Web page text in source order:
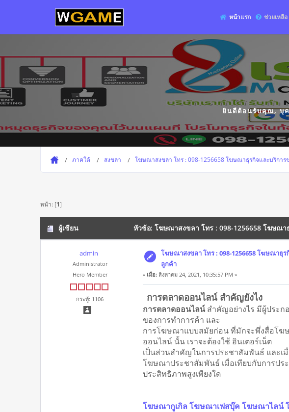
หน้าแรก ช่วยเหลือ
ยินดีต้อนรับคุณ,บุ
ภาคใต้ สงขลา โฆษณาสงขลา โทร : 098-1256658 โฆษณาธุรกิจและบริการ
หน้า: [1]
ผู้เขียน หัวข้อ: โฆษณาสงขลา โทร : 098-1256658 โฆษณ
admin
Administrator
Hero Member
กระทู้: 1106
โฆษณาสงขลา โทร : 098-1256658 โฆษณาธุ
ลูกค้า
« เมื่อ: สิงหาคม 24, 2021, 10:35:57 PM »
การตลาดออนไลน์ สำคัญยังไง
การตลาดออนไลน์สำคัญอย่างไร มีผู้ประก
ของการทำการค้า และ
การโฆษณาแบบสมัยก่อน ที่มักจะพึ่งสื่อโฆ
ออนไลน์ นั้น เราจะต้องใช้ อินเตอร์เน็ต
เป็นส่วนสำคัญในการประชาสัมพันธ์ และเ
โฆษณาประชาสัมพันธ์ เมื่อเทียบกับการปร
ประสิทธิภาพสูงเพียงใด
โฆษณากูเกิล โฆษณาเฟสบุ๊ค โฆษณาไล